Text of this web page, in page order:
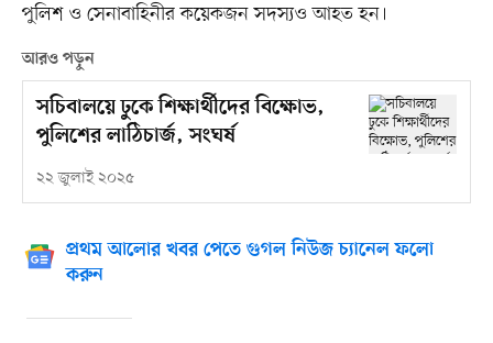
পুলিশ ও সেনাবাহিনীর কয়েকজন সদস্যও আহত হন।
আরও পড়ুন
সচিবালয়ে ঢুকে শিক্ষার্থীদের বিক্ষোভ,
পুলিশের লাঠিচার্জ, সংঘর্ষ
২২ জুলাই ২০২৫
প্রথম আলোর খবর পেতে গুগল নিউজ চ্যানেল ফলো
করুন